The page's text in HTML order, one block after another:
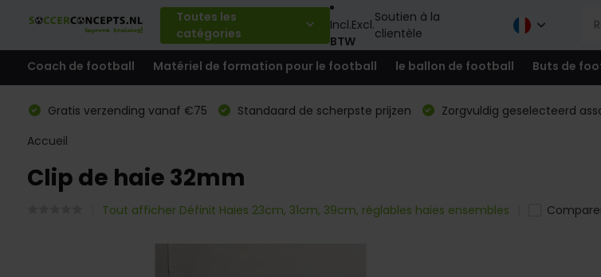
Toutes les
catégories
Incl.Excl.
BTW
Soutien à la
clientèle
Coach de football Matériel de formation pour le football le ballon de football Buts de
Gratis verzending vanaf €75 Standaard de scherpste prijzen
Zorgvuldig geselecteerd
Accueil
Clip de haie 32mm
Tout afficher Définit Haies 23cm, 31cm, 39cm, réglables haies ensembles